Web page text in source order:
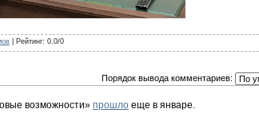
Рейтинг: 0.0/0
Порядок вывода комментариев:
возможности» прошло еще в январе.